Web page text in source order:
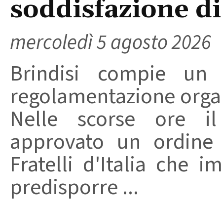
soddisfazione
mercoledì 5 agosto 2026
Brindisi compie
regolamentazione
Nelle scorse ore
approvato un
Fratelli d'Italia che
predisporre ...